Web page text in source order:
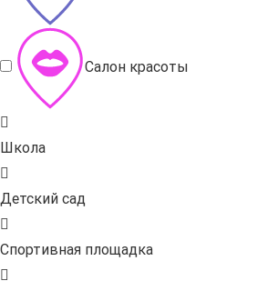
Салон красоты
Школа
Детский сад
Спортивная площадка